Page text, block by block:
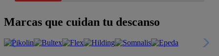
Marcas que cuidan tu descanso